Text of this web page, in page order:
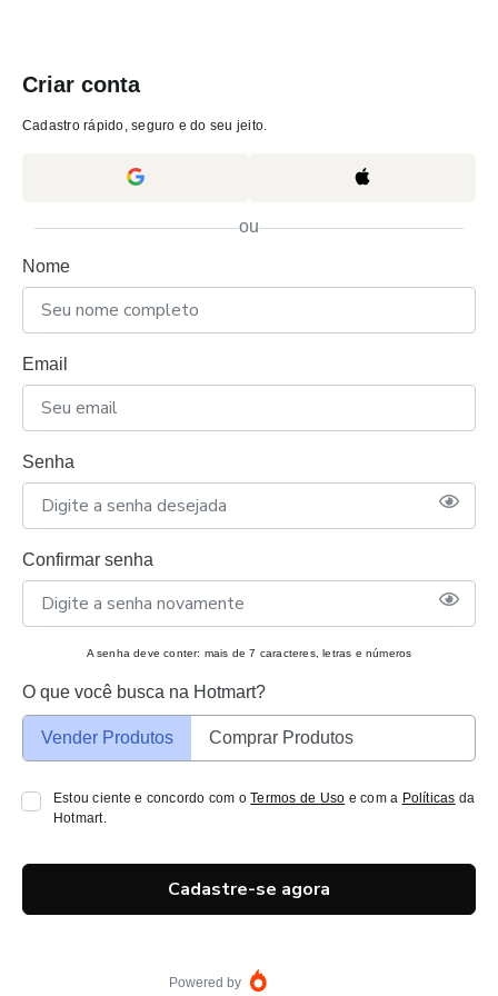
Criar conta
Cadastro rápido, seguro e do seu jeito.
ou
Nome
Email
Senha
Confirmar senha
A senha deve conter: mais de 7 caracteres, letras e números
O que você busca na Hotmart?
Vender Produtos Comprar Produtos
Estou ciente e concordo com oTermos de Uso e com a Políticas da
Hotmart.
Cadastre-se agora
Powered by